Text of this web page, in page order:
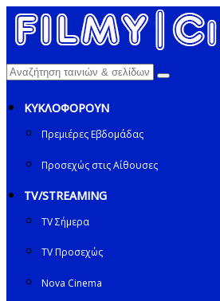
ΚΥΚΛΟΦΟΡΟΥΝ
Πρεμιέρες Εβδομάδας
Προσεχώς στις Αίθουσες
TV/STREAMING
TV Σήμερα
TV Προσεχώς
Nova Cinema